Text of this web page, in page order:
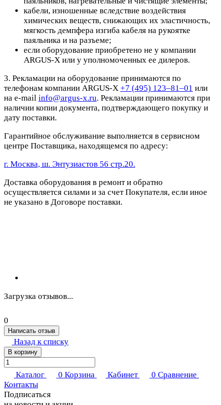
кабели, изношенные вследствие воздействия
химических веществ, снижающих их эластичность,
мягкость демпфера изгиба кабеля на рукоятке
паяльника и на разъеме;
если оборудование приобретено не у компании
ARGUS-X или у уполномоченных ее дилеров.
3. Рекламации на оборудование принимаются по
телефонам компании ARGUS-X +7 (495) 123–81–01 или
на e-mail info@argus-x.ru. Рекламации принимаются при
наличии копии документа, подтверждающего покупку и
дату поставки.
Гарантийное обслуживание выполняется в сервисном
центре Поставщика, находящемся по адресу:
г. Москва, ш. Энтузиастов 56 стр.20.
Доставка оборудования в ремонт и обратно
осуществляется силами и за счет Покупателя, если иное
не указано в Договоре поставки.
Загрузка отзывов...
0
Написать отзыв
Назад к списку
В корзину
Каталог 0 Корзина Кабинет 0 Сравнение
Контакты
Подписаться